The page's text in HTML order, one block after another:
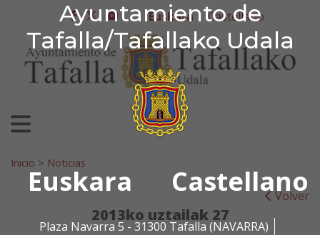
Ayuntamiento de
Tafalla/Tafallako Udala
Euskara Castellano
Plaza Navarra 5 - 31300 Tafalla (NAVARRA)
Ir al contenido
Ayuntamiento de
facebook
twitter
youtube
Euskara Castellano
Bilatu:
Inicio > Noticias
Volver
2013ko uztailak 27